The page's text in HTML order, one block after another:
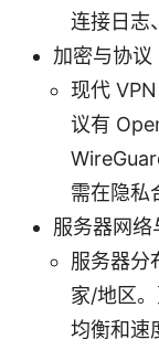
连接日志
加密与协议
现代
议有
需在隐私
服务器网络
服务器分
家/地区
均衡和速